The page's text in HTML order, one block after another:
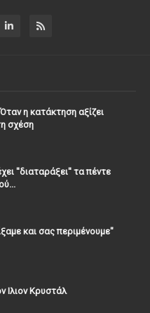
η κατάκτηση αξίζει
σχέση
''διαταράξει'' τα πέντε
και σας περιμένουμε"
Ιλιον Κρυστάλ